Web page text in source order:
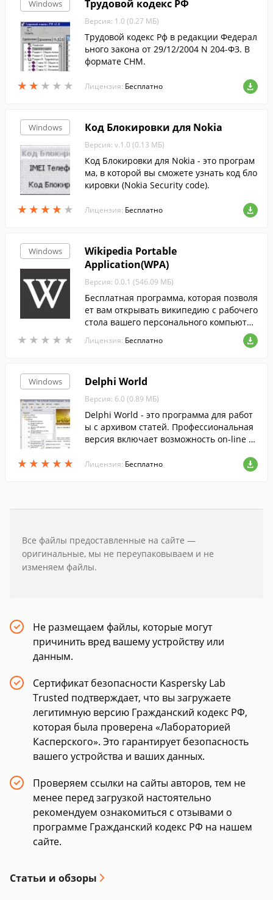
Windows
★ ★ ★ ★ ★
★ ★ ★ ★ ★
Трудовой кодекс РФ
Версия: 1.0 (0.27 МБ)
Трудовой кодекс Рф в редакции Федерал
ьного закона от 29/12/2004 N 204-ФЗ. В
формате СНМ.
Лицензия: Бесплатно
Windows
★ ★ ★ ★ ★
★ ★ ★ ★ ★
Код Блокировки для Nokia
Версия: v.1.0 (0.13 МБ)
Код Блокировки для Nokia - это програм
ма, в которой вы сможете узнать код бло
кировки (Nokia Security code).
Лицензия: Бесплатно
Windows
★ ★ ★ ★ ★
★ ★ ★ ★ ★
Wikipedia Portable
Application(WPA)
Версия: 0.0.1 (546.09 МБ)
Бесплатная программа, которая позволя
ет вам открывать википедию с рабочего
стола вашего персонального компьютер
Лицензия: Бесплатно
Windows
★ ★ ★ ★ ★
★ ★ ★ ★ ★
Delphi World
Версия: 6.0 (0.89 МБ)
Delphi World - это программа для работ
ы с архивом статей. Профессиональная
версия включает возможность on-line о
Лицензия: Бесплатно
Все файлы предоставленные на сайте —
оригинальные, мы не переупаковываем и не
изменяем файлы.
Не размещаем файлы, которые могут
причинить вред вашему устройству или
данным.
Сертификат безопасности Kaspersky Lab
Trusted подтверждает, что вы загружаете
легитимную версию Гражданский кодекс РФ,
которая была проверена «Лабораторией
Касперского». Это гарантирует безопасность
вашего устройства и ваших данных.
Проверяем ссылки на сайты авторов, тем не
менее перед загрузкой настоятельно
рекомендуем ознакомиться с отзывами о
программе Гражданский кодекс РФ на нашем
сайте.
Статьи и обзоры